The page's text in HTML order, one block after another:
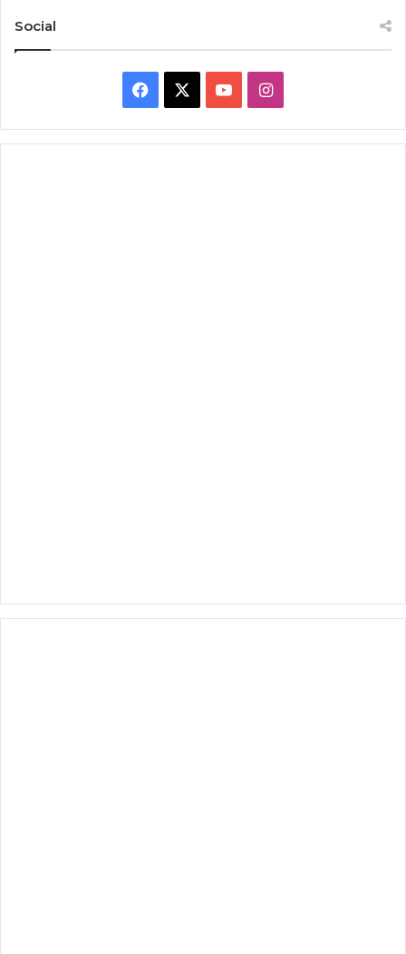
Social
Facebook YouTubeInstagram